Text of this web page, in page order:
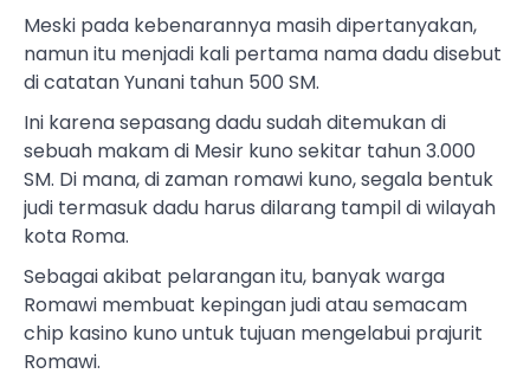
Meski pada kebenarannya masih dipertanyakan,
namun itu menjadi kali pertama nama dadu disebut
di catatan Yunani tahun 500 SM.
Ini karena sepasang dadu sudah ditemukan di
sebuah makam di Mesir kuno sekitar tahun 3.000
SM. Di mana, di zaman romawi kuno, segala bentuk
judi termasuk dadu harus dilarang tampil di wilayah
kota Roma.
Sebagai akibat pelarangan itu, banyak warga
Romawi membuat kepingan judi atau semacam
chip kasino kuno untuk tujuan mengelabui prajurit
Romawi.